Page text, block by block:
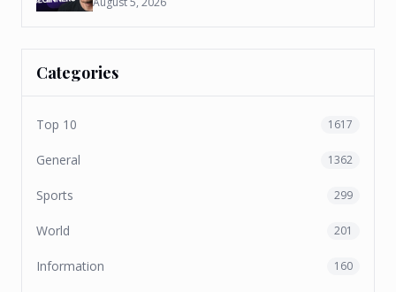
Categories
Top 10 1617
General 1362
Sports 299
World 201
Information 160